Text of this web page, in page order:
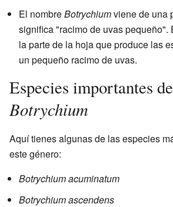
El nombreBotrychiumviene de una
significa "racimo de uvas pequeño".
la parte de la hoja que produce las
un pequeño racimo de uvas.
Especies importantes de
Botrychium
Aquí tienes algunas de las especies
este género:
Botrychium acuminatum
Botrychium ascendens